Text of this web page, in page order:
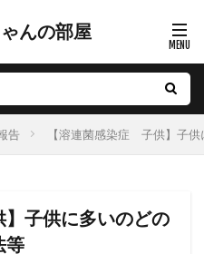
んの部屋
告 【溶連菌感染症 子供】子
子供に多いのどの
等